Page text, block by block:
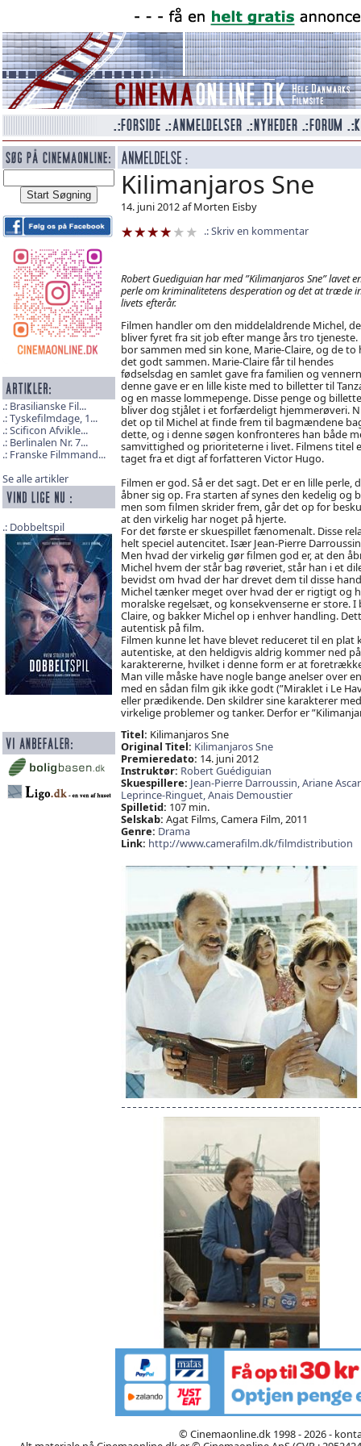
Brasilianske Fil...
Tyskefilmdage, 1...
Scificon Afvikle...
Berlinalen Nr. 7...
Franske Filmmand...
Se alle artikler
Dobbeltspil
Kilimanjaros Sne
14. juni 2012 af Morten Eisby
Skriv en kommentar
Robert Guediguian har med ”Kilimanjaros Sne” lavet
perle om kriminalitetens desperation og det at træde
livets efterår.
Filmen handler om den middelaldrende Michel,
bliver fyret fra sit job efter mange års tro tjeneste.
bor sammen med sin kone, Marie-Claire, og de to
det godt sammen. Marie-Claire får til hendes
fødselsdag en samlet gave fra familien og
denne gave er en lille kiste med to billetter til
og en masse lommepenge. Disse penge og
bliver dog stjålet i et forfærdeligt hjemmerøveri.
det op til Michel at finde frem til bagmændene
dette, og i denne søgen konfronteres han både
samvittighed og prioriteterne i livet. Filmens titel
taget fra et digt af forfatteren Victor Hugo.
Filmen er god. Så er det sagt. Det er en lille perle,
åbner sig op. Fra starten af synes den kedelig og
men som filmen skrider frem, går det op for
at den virkelig har noget på hjerte.
For det første er skuespillet fænomenalt. Disse
helt speciel autencitet. Især Jean-Pierre
Men hvad der virkelig gør filmen god er, at den
Michel hvem der står bag røveriet, står han i et
bevidst om hvad der har drevet dem til disse
Michel tænker meget over hvad der er rigtigt og
moralske regelsæt, og konsekvenserne er store.
Claire, og bakker Michel op i enhver handling.
autentisk på film.
Filmen kunne let have blevet reduceret til en
autentiske, at den heldigvis aldrig kommer ned
karaktererne, hvilket i denne form er at
Man ville måske have nogle bange anelser over
med en sådan film gik ikke godt (”Miraklet i Le
eller prædikende. Den skildrer sine karakterer
virkelige problemer og tanker. Derfor er
Titel: Kilimanjaros Sne
Original Titel: Kilimanjaros Sne
Premieredato: 14. juni 2012
Instruktør: Robert Guédiguian
Skuespillere: Jean-Pierre Darroussin,Ariane
Leprince-Ringuet,Anais Demoustier
Spilletid: 107 min.
Selskab: Agat Films, Camera Film, 2011
Genre: Drama
Link: http://www.camerafilm.dk/filmdistribution
© Cinemaonline.dk 1998 - 2026 -